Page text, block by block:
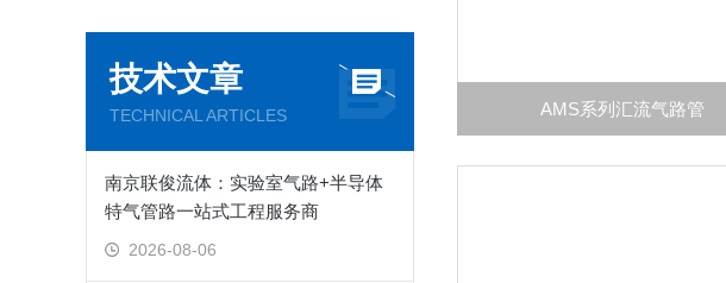
技术文章
TECHNICAL ARTICLES
南京联俊流体：实验室气路+半导体
特气管路一站式工程服务商
2026-08-06
AMS系列汇流气路管